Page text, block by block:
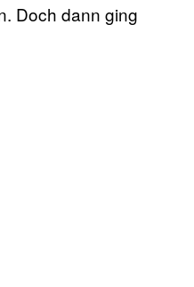
Doch dann ging